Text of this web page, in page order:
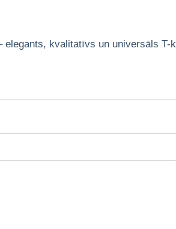
elegants, kvalitatīvs un universāls